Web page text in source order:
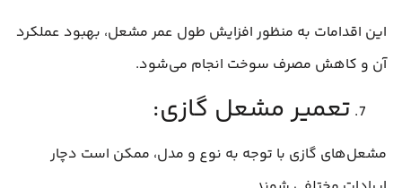
این اقدامات به منظور افزایش طول عمر مشعل، بهبود عملکرد
آن و کاهش مصرف سوخت انجام می‌شود.
تعمیر مشعل گازی:
مشعل‌های گازی با توجه به نوع و مدل، ممکن است دچار